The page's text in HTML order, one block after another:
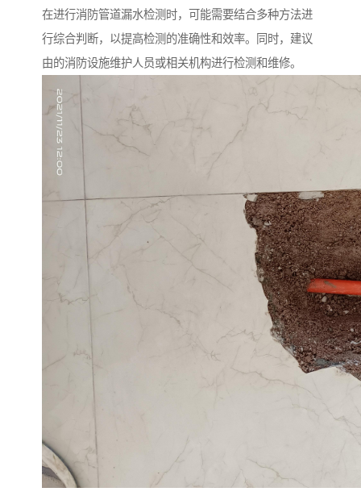
在进行消防管道漏水检测时，可能需要结合多种方法进
行综合判断，以提高检测的准确性和效率。同时，建议
由的消防设施维护人员或相关机构进行检测和维修。